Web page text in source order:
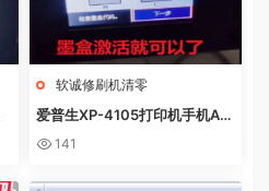
软诚修刷机清零
爱普生XP-4105打印机手机AP
P上点了更新固件之后不识别墨
141